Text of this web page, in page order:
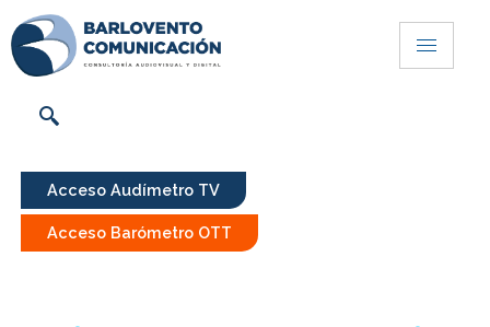
Acceso Audímetro TV
Acceso Barómetro OTT